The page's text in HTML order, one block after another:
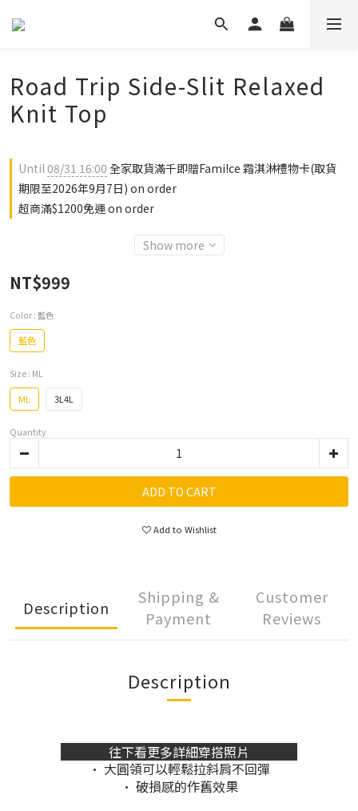
Road Trip Side-Slit Relaxed
Knit Top
Until08/31 16:00 全家取貨滿千即贈Fami!ce 霜淇淋禮物卡(取貨
期限至2026年9月7日) on order
超商滿$1200免運 on order
Show more
NT$999
Color : 藍色
藍色
Size : ML
ML 3L4L
Quantity
ADD TO CART
Add to Wishlist
Description
Shipping &
Payment
Customer
Reviews
Description
往下看更多詳細穿搭照片
• 大圓領可以輕鬆拉斜肩不回彈
• 破損感的作舊效果